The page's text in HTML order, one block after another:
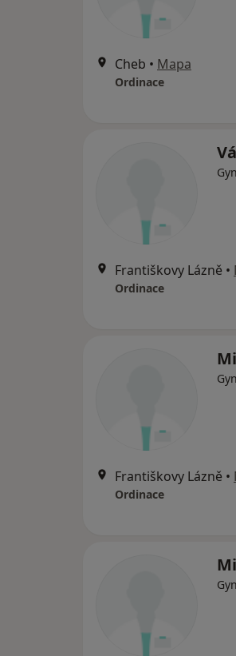
Cheb • Mapa
Ordinace
Františkovy Lázně •
Ordinace
Františkovy Lázně •
Ordinace